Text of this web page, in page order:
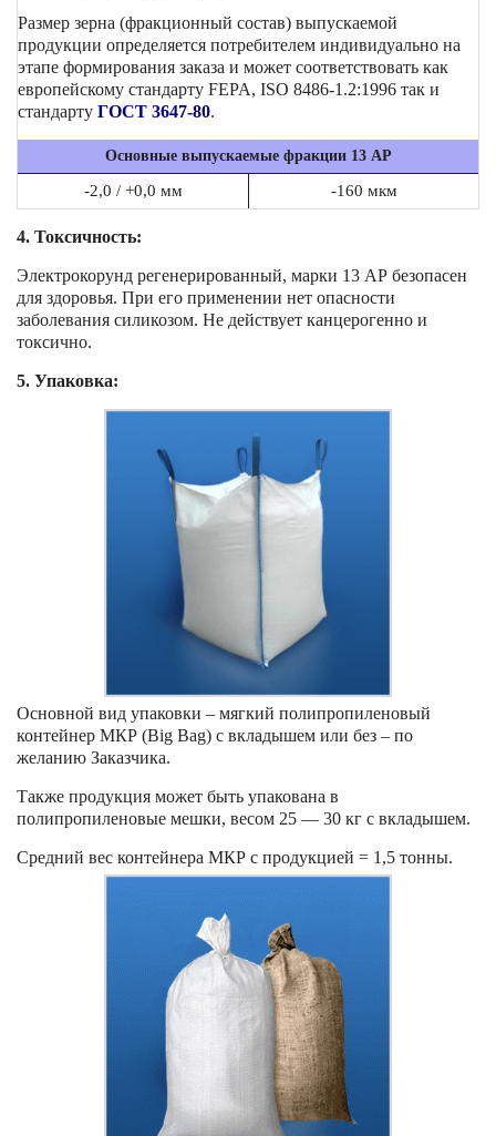
Размер зерна (фракционный состав) выпускаемой
продукции определяется потребителем индивидуально на
этапе формирования заказа и может соответствовать как
европейскому стандарту FEPA, ISO 8486-1.2:1996 так и
стандарту ГОСТ 3647-80.
Основные выпускаемые фракции 13 АР
-2,0 / +0,0 мм -160 мкм
4. Токсичность:
Электрокорунд регенерированный, марки 13 АР безопасен
для здоровья. При его применении нет опасности
заболевания силикозом. Не действует канцерогенно и
токсично.
5. Упаковка:
Основной вид упаковки – мягкий полипропиленовый
контейнер МКР (Big Bag) с вкладышем или без – по
желанию Заказчика.
Также продукция может быть упакована в
полипропиленовые мешки, весом 25 — 30 кг с вкладышем.
Средний вес контейнера МКР с продукцией = 1,5 тонны.